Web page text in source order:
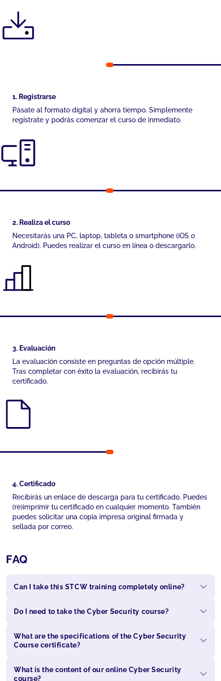
1. Registrarse
Pásate al formato digital y ahorra tiempo. Simplemente
regístrate y podrás comenzar el curso de inmediato.
2. Realiza el curso
Necesitarás una PC, laptop, tableta o smartphone (iOS o
Android). Puedes realizar el curso en línea o descargarlo.
3. Evaluación
La evaluación consiste en preguntas de opción múltiple.
Tras completar con éxito la evaluación, recibirás tu
certificado.
4. Certificado
Recibirás un enlace de descarga para tu certificado. Puedes
(re)imprimir tu certificado en cualquier momento. También
puedes solicitar una copia impresa original firmada y
sellada por correo.
FAQ
Can I take this STCW training completely online?
Do I need to take the Cyber Security course?
What are the specifications of the Cyber Security
Course certificate?
What is the content of our online Cyber Security
course?